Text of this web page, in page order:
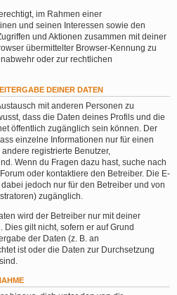
im Rahmen einer
und seinen Interessen sowie den
und Aktionen zusammen mit deiner
übermittelter Browser-Kennung zu
oder zur rechtlichen
DEINER DATEN
mit anderen Personen zu
dass die Daten deines Profils und die
öffentlich zugänglich sein können. Der
einzelne Informationen nur für einen
registrierte Benutzer,
Wenn du Fragen dazu hast, suche nach
oder kontaktiere den Betreiber. Die E-
jedoch nur für den Betreiber und von
zugänglich.
wird der Betreiber nur mit deiner
gilt nicht, sofern er auf Grund
der Daten (z. B. an
ist oder die Daten zur Durchsetzung